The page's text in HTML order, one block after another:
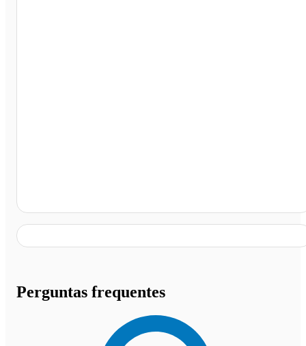
Perguntas frequentes